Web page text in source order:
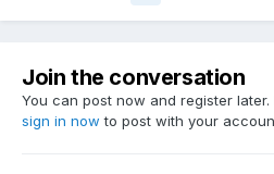
Join the conversation
You can post now and register
sign in now to post with your